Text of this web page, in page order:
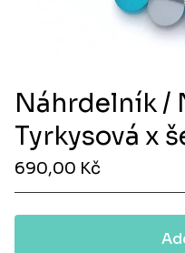
Náhrdelník /
Tyrkysová x
690,00 Kč